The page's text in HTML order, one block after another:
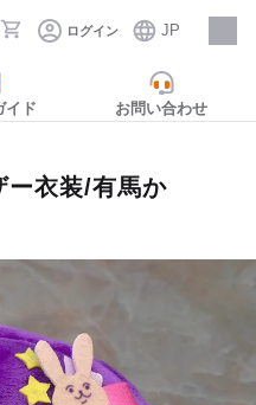
ログイン JP
採用情報
イド お問い合わせ
ー衣装/有馬か